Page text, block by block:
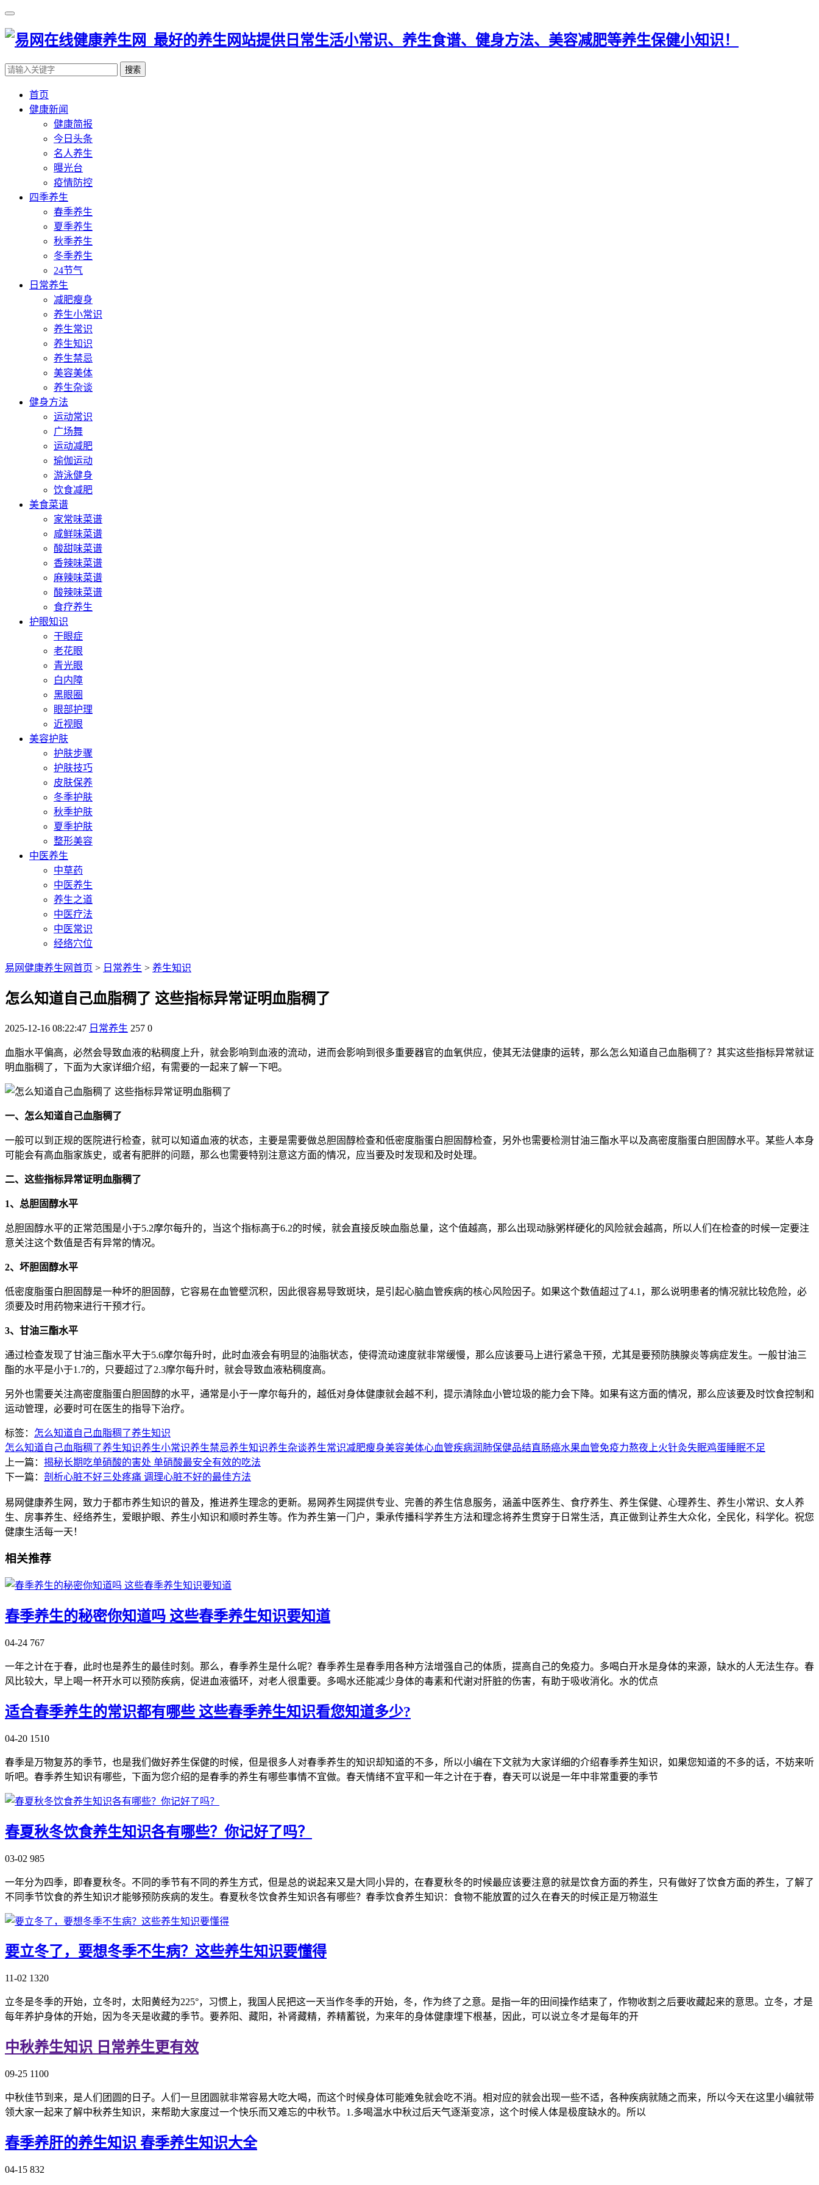
搜索
首页
健康新闻
健康简报
今日头条
名人养生
曝光台
疫情防控
四季养生
春季养生
夏季养生
秋季养生
冬季养生
24节气
日常养生
减肥瘦身
养生小常识
养生常识
养生知识
养生禁忌
美容美体
养生杂谈
健身方法
运动常识
广场舞
运动减肥
瑜伽运动
游泳健身
饮食减肥
美食菜谱
家常味菜谱
咸鲜味菜谱
酸甜味菜谱
香辣味菜谱
麻辣味菜谱
酸辣味菜谱
食疗养生
护眼知识
干眼症
老花眼
青光眼
白内障
黑眼圈
眼部护理
近视眼
美容护肤
护肤步骤
护肤技巧
皮肤保养
冬季护肤
秋季护肤
夏季护肤
整形美容
中医养生
中草药
中医养生
养生之道
中医疗法
中医常识
经络穴位
易网健康养生网首页 > 日常养生 > 养生知识
怎么知道自己血脂稠了 这些指标异常证明血脂稠了
2025-12-16 08:22:47 日常养生 257 0
血脂水平偏高，必然会导致血液的粘稠度上升，就会影响到血液的流动，进而会影响到很多重要器官的血氧供应，使其无法健康的运转，那么怎么知道自己血脂稠了？其实这些指标异常就证
明血脂稠了，下面为大家详细介绍，有需要的一起来了解一下吧。
一、怎么知道自己血脂稠了
一般可以到正规的医院进行检查，就可以知道血液的状态，主要是需要做总胆固醇检查和低密度脂蛋白胆固醇检查，另外也需要检测甘油三酯水平以及高密度脂蛋白胆固醇水平。某些人本身
可能会有高血脂家族史，或者有肥胖的问题，那么也需要特别注意这方面的情况，应当要及时发现和及时处理。
二、这些指标异常证明血脂稠了
1、总胆固醇水平
总胆固醇水平的正常范围是小于5.2摩尔每升的，当这个指标高于6.2的时候，就会直接反映血脂总量，这个值越高，那么出现动脉粥样硬化的风险就会越高，所以人们在检查的时候一定要注
意关注这个数值是否有异常的情况。
2、坏胆固醇水平
低密度脂蛋白胆固醇是一种坏的胆固醇，它容易在血管壁沉积，因此很容易导致斑块，是引起心脑血管疾病的核心风险因子。如果这个数值超过了4.1，那么说明患者的情况就比较危险，必
须要及时用药物来进行干预才行。
3、甘油三酯水平
通过检查发现了甘油三酯水平大于5.6摩尔每升时，此时血液会有明显的油脂状态，使得流动速度就非常缓慢，那么应该要马上进行紧急干预，尤其是要预防胰腺炎等病症发生。一般甘油三
酯的水平是小于1.7的，只要超过了2.3摩尔每升时，就会导致血液粘稠度高。
另外也需要关注高密度脂蛋白胆固醇的水平，通常是小于一摩尔每升的，越低对身体健康就会越不利，提示清除血小管垃圾的能力会下降。如果有这方面的情况，那么应该要及时饮食控制和
运动管理，必要时可在医生的指导下治疗。
标签： 怎么知道自己血脂稠了养生知识
怎么知道自己血脂稠了养生知识养生小常识养生禁忌养生知识养生杂谈养生常识减肥瘦身美容美体心血管疾病润肺保健品结直肠癌水果血管免疫力熬夜 上火针灸失眠鸡蛋睡眠不足
上一篇： 揭秘长期吃单硝酸的害处 单硝酸最安全有效的吃法
下一篇： 剖析心脏不好三处疼痛 调理心脏不好的最佳方法
易网健康养生网，致力于都市养生知识的普及，推进养生理念的更新。易网养生网提供专业、完善的养生信息服务，涵盖中医养生、食疗养生、养生保健、心理养生、养生小常识、女人养
生、房事养生、经络养生，爱眼护眼、养生小知识和顺时养生等。作为养生第一门户，秉承传播科学养生方法和理念将养生贯穿于日常生活，真正做到让养生大众化，全民化，科学化。祝您
健康生活每一天！
相关推荐
春季养生的秘密你知道吗 这些春季养生知识要知道
04-24 767
一年之计在于春，此时也是养生的最佳时刻。那么，春季养生是什么呢？春季养生是春季用各种方法增强自己的体质，提高自己的免疫力。多喝白开水是身体的来源，缺水的人无法生存。春
风比较大，早上喝一杯开水可以预防疾病，促进血液循环，对老人很重要。多喝水还能减少身体的毒素和代谢对肝脏的伤害，有助于吸收消化。水的优点
适合春季养生的常识都有哪些 这些春季养生知识看您知道多少?
04-20 1510
春季是万物复苏的季节，也是我们做好养生保健的时候，但是很多人对春季养生的知识却知道的不多，所以小编在下文就为大家详细的介绍春季养生知识，如果您知道的不多的话，不妨来听
听吧。春季养生知识有哪些，下面为您介绍的是春季的养生有哪些事情不宜做。春天情绪不宜平和一年之计在于春，春天可以说是一年中非常重要的季节
春夏秋冬饮食养生知识各有哪些？你记好了吗？
03-02 985
一年分为四季，即春夏秋冬。不同的季节有不同的养生方式，但是总的说起来又是大同小异的，在春夏秋冬的时候最应该要注意的就是饮食方面的养生，只有做好了饮食方面的养生，了解了
不同季节饮食的养生知识才能够预防疾病的发生。春夏秋冬饮食养生知识各有哪些？春季饮食养生知识：食物不能放置的过久在春天的时候正是万物滋生
要立冬了，要想冬季不生病？这些养生知识要懂得
11-02 1320
立冬是冬季的开始，立冬时，太阳黄经为225°，习惯上，我国人民把这一天当作冬季的开始，冬，作为终了之意。是指一年的田间操作结束了，作物收割之后要收藏起来的意思。立冬，才是
每年养护身体的开始，因为冬天是收藏的季节。要养阳、藏阳，补肾藏精，养精蓄锐，为来年的身体健康埋下根基，因此，可以说立冬才是每年的开
中秋养生知识 日常养生更有效
09-25 1100
中秋佳节到来，是人们团圆的日子。人们一旦团圆就非常容易大吃大喝，而这个时候身体可能难免就会吃不消。相对应的就会出现一些不适，各种疾病就随之而来，所以今天在这里小编就带
领大家一起来了解中秋养生知识，来帮助大家度过一个快乐而又难忘的中秋节。1.多喝温水中秋过后天气逐渐变凉，这个时候人体是极度缺水的。所以
春季养肝的养生知识 春季养生知识大全
04-15 832